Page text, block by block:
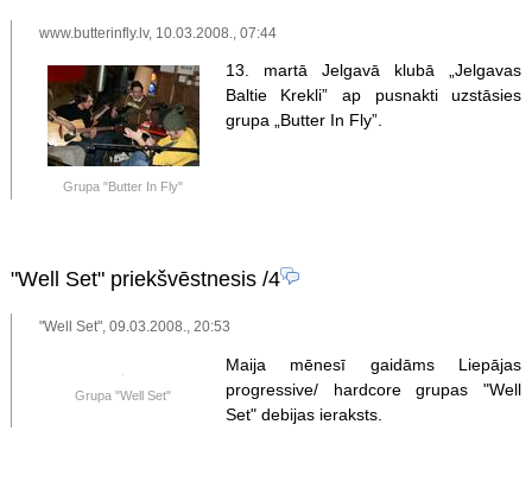
www.butterinfly.lv, 10.03.2008., 07:44
Grupa "Butter In Fly"
13. martā Jelgavā klubā „Jelgavas
Baltie Krekli” ap pusnakti uzstāsies
grupa „Butter In Fly”.
"Well Set" priekšvēstnesis/4
"Well Set", 09.03.2008., 20:53
Grupa "Well Set"
Maija mēnesī gaidāms Liepājas
progressive/ hardcore grupas "Well
Set" debijas ieraksts.